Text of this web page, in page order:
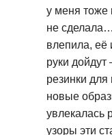
у меня тоже
не
влепила, её
руки
резинки
новые
увлекалась
узоры эти